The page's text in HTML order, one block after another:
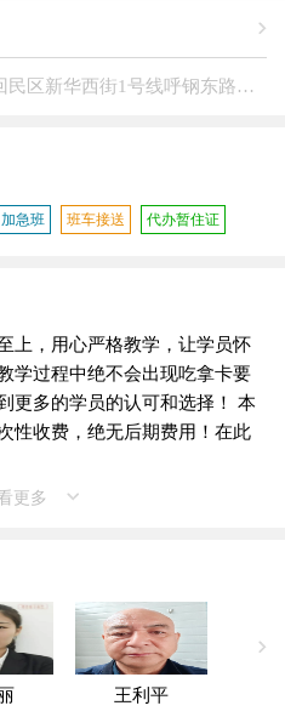
内蒙古自治区呼和浩特市回民区新华西街1号线呼钢东路地铁站D出口即到(长虹驾校)
加急班 班车接送 代办暂住证
上，用心严格教学，让学员怀
学过程中绝不会出现吃拿卡要
更多的学员的认可和选择！ 本
性收费，绝无后期费用！在此
更多
王利平